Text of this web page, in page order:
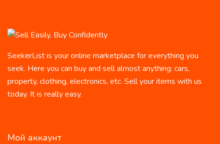
SeekerList is your online marketplace for everything you
seek. Here you can buy and sell almost anything: cars,
property, clothing, electronics, etc. Sell your items with us
today. It is really easy.
Мой аккаунт